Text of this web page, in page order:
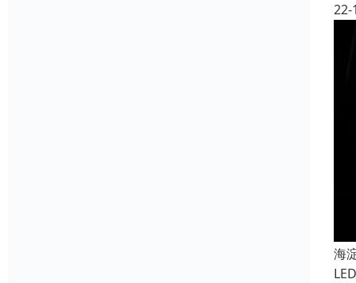
22-
海